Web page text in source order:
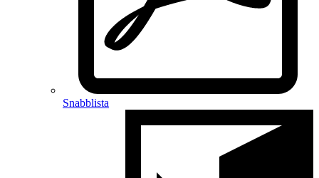
Snabblista